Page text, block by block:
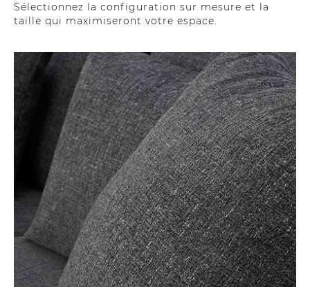
Sélectionnez la configuration sur mesure et la
taille qui maximiseront votre espace.